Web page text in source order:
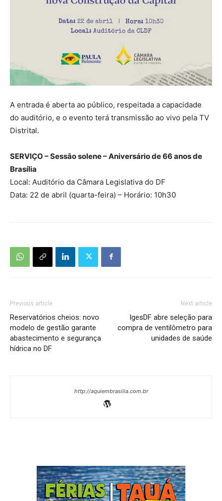
A entrada é aberta ao público, respeitada a capacidade
do auditório, e o evento terá transmissão ao vivo pela TV
Distrital.
SERVIÇO – Sessão solene – Aniversário de 66 anos de
Brasília
Local: Auditório da Câmara Legislativa do DF
Data: 22 de abril (quarta-feira) – Horário: 10h30
Previous article
Reservatórios cheios: novo
modelo de gestão garante
abastecimento e segurança
hídrica no DF
Next article
IgesDF abre seleção para
compra de ventilômetro para
unidades de saúde
http://aquiembrasilia.com.br